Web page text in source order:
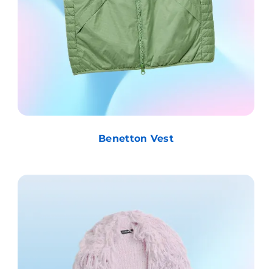
Benetton Vest